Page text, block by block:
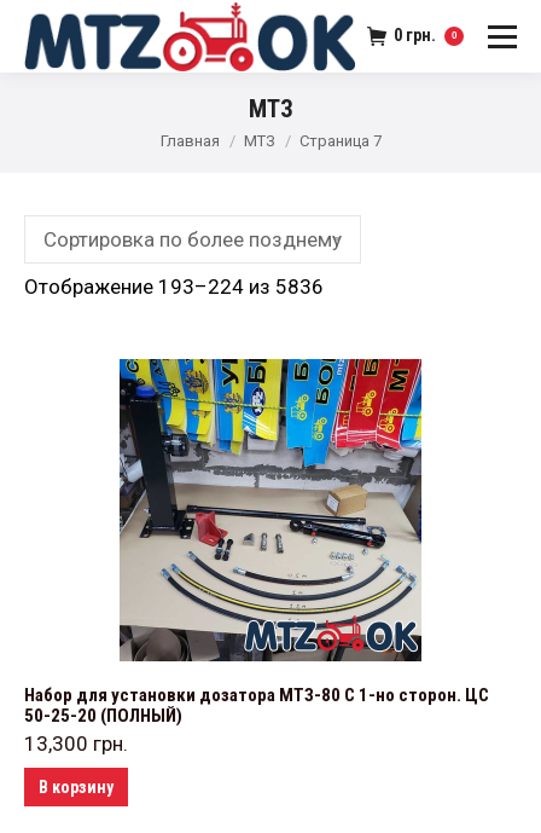
0 грн. 0
МТЗ
Главная МТЗ Страница 7
Отображение 193–224 из 5836
Набор для установки дозатора МТЗ-80 С 1-но сторон. ЦС
50-25-20 (ПОЛНЫЙ)
13,300 грн.
В корзину